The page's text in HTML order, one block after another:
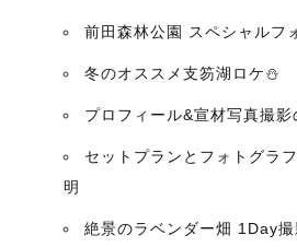
前田森林公園 スペシャルフ
冬のオススメ支笏湖ロケ⛄️
プロフィール&宣材写真撮影
セットプランとフォトグラ
明
絶景のラベンダー畑 1Day撮